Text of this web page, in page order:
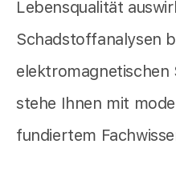
Lebensqualität
Schadstoffanalysen
elektromagnetischen
stehe Ihnen mit
fundiertem